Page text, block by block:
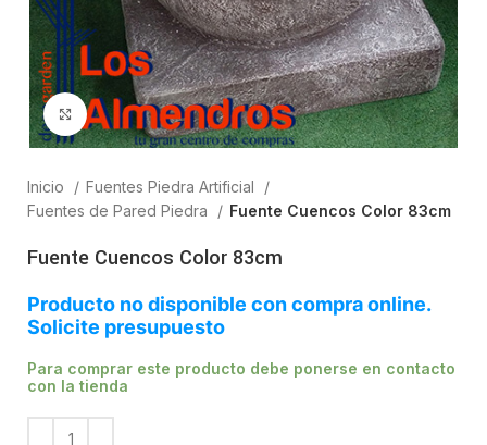
Clic para ampliar
Inicio
Fuentes Piedra Artificial
Fuentes de Pared Piedra
Fuente Cuencos Color 83cm
Fuente Cuencos Color 83cm
Producto no disponible con compra online.
Solicite presupuesto
Para comprar este producto debe ponerse en contacto
con la tienda